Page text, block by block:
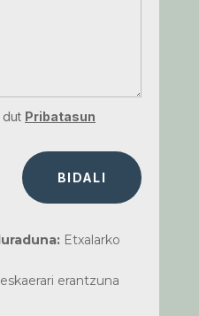
dut Pribatasun
BIDALI
Etxalarko
erantzuna